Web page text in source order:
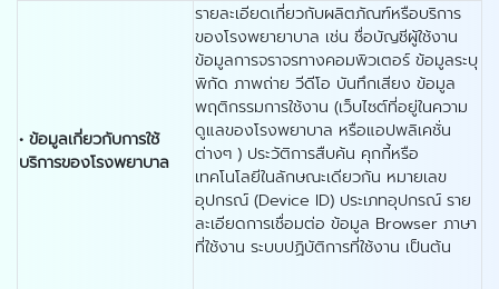
• ข้อมูลเกี่ยวกับการใช้
บริการของโรงพยาบาล
รายละเอียดเกี่ยวกับผลิตภัณฑ์หรือบริการ
ของโรงพยายาบาล เช่น ชื่อบัญชีผู้ใช้งาน
ข้อมูลการจราจรทางคอมพิวเตอร์ ข้อมูลระบุ
พิกัด ภาพถ่าย วีดีโอ บันทึกเสียง ข้อมูล
พฤติกรรมการใช้งาน (เว็บไซต์ที่อยู่ในความ
ดูแลของโรงพยาบาล หรือแอปพลิเคชั่น
ต่างๆ ) ประวัติการสืบค้น คุกกี้หรือ
เทคโนโลยีในลักษณะเดียวกัน หมายเลข
อุปกรณ์ (Device ID) ประเภทอุปกรณ์ ราย
ละเอียดการเชื่อมต่อ ข้อมูล Browser ภาษา
ที่ใช้งาน ระบบปฏิบัติการที่ใช้งาน เป็นต้น